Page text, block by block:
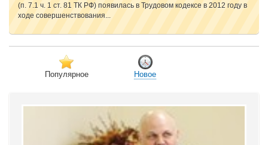
(п. 7.1 ч. 1 ст. 81 ТК РФ) появилась в Трудовом кодексе в 2012 году в
ходе совершенствования...
Популярное Новое